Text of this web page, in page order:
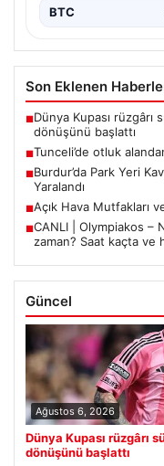
BTC
Son Eklenen
■Dünya Kupası
dönüşünü başlattı
■Tunceli’de otluk
■Burdur’da Park Yeri
Yaralandı
■Açık Hava Mutfakları
■CANLI | Olympiakos –
zaman? Saat kaçta ve
Güncel
Ağustos 6, 2026
Dünya Kupası rüzgârı
dönüşünü başlattı